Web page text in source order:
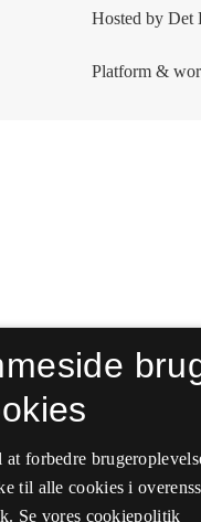
forbedre
til alle cookies i
Se vores cookiepolitik